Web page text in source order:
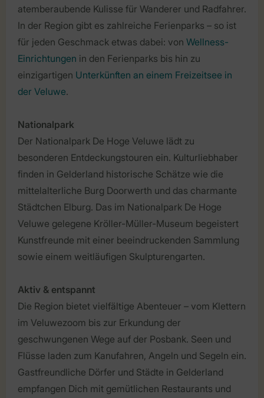
atemberaubende Kulisse für Wanderer und Radfahrer.
In der Region gibt es zahlreiche Ferienparks – so ist
für jeden Geschmack etwas dabei: von Wellness-
Einrichtungen in den Ferienparks bis hin zu
einzigartigen Unterkünften an einem Freizeitsee in
der Veluwe.
Nationalpark
Der Nationalpark De Hoge Veluwe lädt zu
besonderen Entdeckungstouren ein. Kulturliebhaber
finden in Gelderland historische Schätze wie die
mittelalterliche Burg Doorwerth und das charmante
Städtchen Elburg. Das im Nationalpark De Hoge
Veluwe gelegene Kröller-Müller-Museum begeistert
Kunstfreunde mit einer beeindruckenden Sammlung
sowie einem weitläufigen Skulpturengarten.
Aktiv & entspannt
Die Region bietet vielfältige Abenteuer – vom Klettern
im Veluwezoom bis zur Erkundung der
geschwungenen Wege auf der Posbank. Seen und
Flüsse laden zum Kanufahren, Angeln und Segeln ein.
Gastfreundliche Dörfer und Städte in Gelderland
empfangen Dich mit gemütlichen Restaurants und